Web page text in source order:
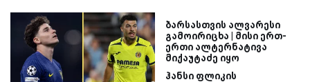
ბარსასთვის ალვარესი
გამოირიცხა | მისი ერთ-
ერთი ალტერნატივა
მიქაუტაძე იყო
ჰანსი ფლიკის